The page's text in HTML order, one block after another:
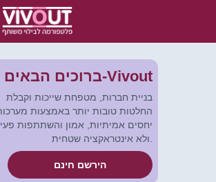
ברוכים הבאים ל-Vivout
בניית חברות, מטפחת שייכות וקבלת
החלטות טובות יותר באמצעות
יחסים אמיתיות, אמון והשתתפות
הירשם חינם